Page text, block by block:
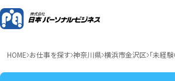
HOME お仕事を探す 神奈川県 横浜市金沢区 「未経